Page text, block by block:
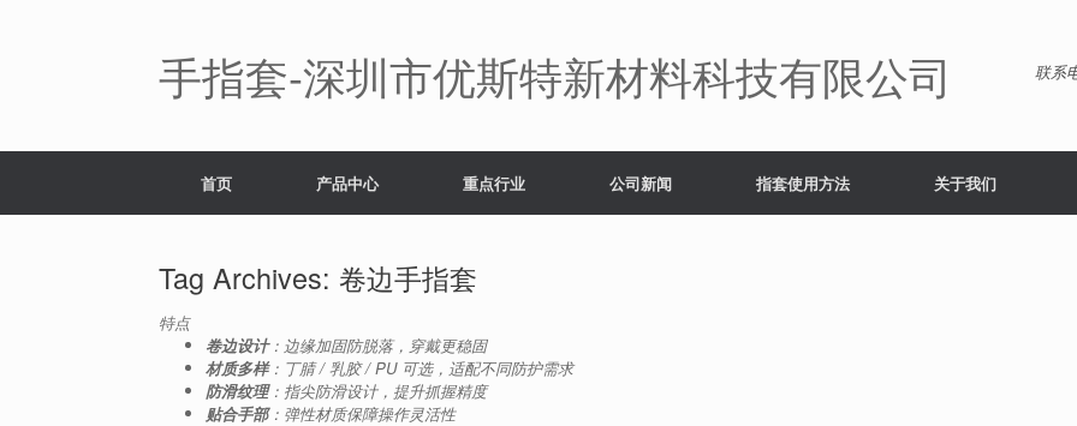
手指套-深圳市优斯特新材料科技有限公司 联系
首页 产品中心 重点行业 公司新闻 指套使用方法 关于我们
Tag Archives: 卷边手指套
特点
卷边设计：边缘加固防脱落，穿戴更稳固
材质多样：丁腈 / 乳胶 / PU 可选，适配不同防护需求
防滑纹理：指尖防滑设计，提升抓握精度
贴合手部：弹性材质保障操作灵活性